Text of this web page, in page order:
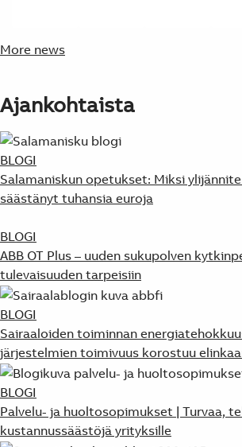
More news
Ajankohtaista
BLOGI
Salamaniskun opetukset: Miksi
säästänyt tuhansia euroja
BLOGI
ABB OT Plus – uuden sukupolven
tulevaisuuden tarpeisiin
BLOGI
Sairaaloiden toiminnan
järjestelmien toimivuus korostuu
BLOGI
Palvelu- ja huoltosopimukset | Turvaa,
kustannussäästöjä yrityksille